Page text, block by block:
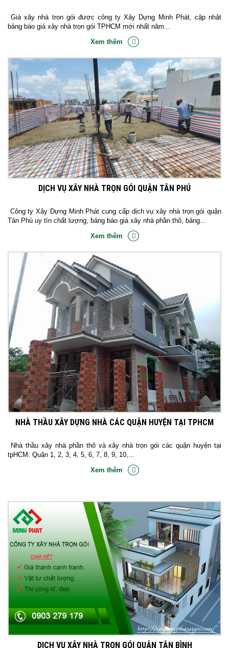
Giá xây nhà trọn gói được công ty Xây Dựng Minh Phát, cập nhật
bảng báo giá xây nhà trọn gói TPHCM mới nhất năm...
Xem thêm
DỊCH VỤ XÂY NHÀ TRỌN GÓI QUẬN TÂN PHÚ
Công ty Xây Dựng Minh Phát cung cấp dịch vụ xây nhà trọn gói quận
Tân Phú uy tín chất lượng, bảng báo giá xây nhà phần thô, bảng...
Xem thêm
NHÀ THẦU XÂY DỰNG NHÀ CÁC QUẬN HUYỆN TẠI TPHCM
Nhà thầu xây nhà phần thô và xây nhà trọn gói các quận huyện tại
tpHCM: Quận 1, 2, 3, 4, 5, 6, 7, 8, 9, 10,...
Xem thêm
DỊCH VỤ XÂY NHÀ TRỌN GÓI QUẬN TÂN BÌNH